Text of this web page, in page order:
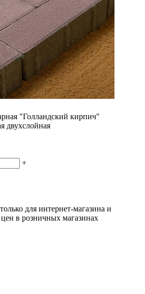
"Голландский кирпич"
двухслойная
+
для интернет-магазина и
в розничных магазинах